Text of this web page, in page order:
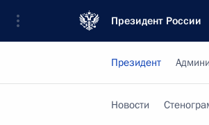
Президент России
Президент
Новости